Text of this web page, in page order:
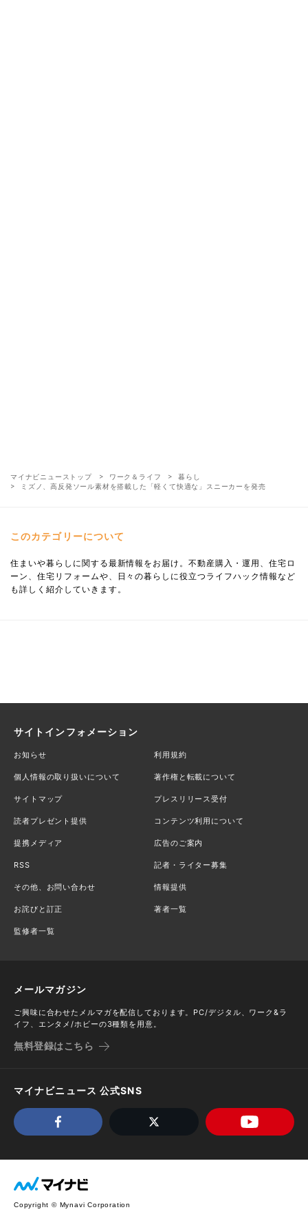
マイナビニューストップ ワーク＆ライフ
暮らし
ミズノ、高反発ソール素材を搭載した「軽くて快適な」スニーカーを発売
このカテゴリーについて
住まいや暮らしに関する最新情報をお届け。不動産購入・運用、住宅ロ
ーン、住宅リフォームや、日々の暮らしに役立つライフハック情報など
も詳しく紹介していきます。
サイトインフォメーション
お知らせ 利用規約
個人情報の取り扱いについて 著作権と転載について
サイトマップ プレスリリース受付
読者プレゼント提供 コンテンツ利用について
提携メディア 広告のご案内
RSS 記者・ライター募集
その他、お問い合わせ 情報提供
お詫びと訂正 著者一覧
監修者一覧
メールマガジン
ご興味に合わせたメルマガを配信しております。PC/デジタル、ワーク&ラ
イフ、エンタメ/ホビーの3種類を用意。
無料登録はこちら
マイナビニュース 公式SNS
Copyright © Mynavi Corporation